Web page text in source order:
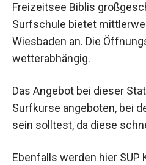
Freizeitsee Biblis
Surfschule bietet
Wiesbaden an. Die
wetterabhängig.
Das Angebot bei dieser
Surfkurse angeboten, bei
sein solltest, da diese
Ebenfalls werden hier SUP